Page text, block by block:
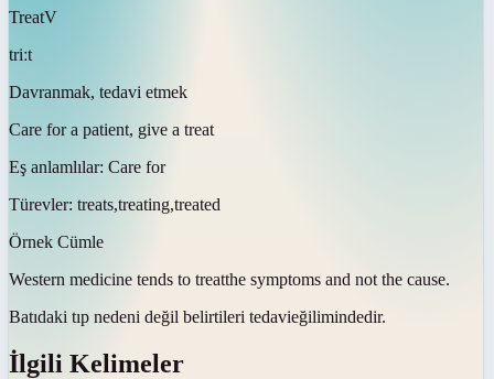
TreatV
triːt
Davranmak, tedavi etmek
Care for a patient, give a treat
Eş anlamlılar: Care for
Türevler: treats,treating,treated
Örnek Cümle
Western medicine tends to treatthe symptoms and not the cause.
Batıdaki tıp nedeni değil belirtileri tedavieğilimindedir.
İlgili Kelimeler